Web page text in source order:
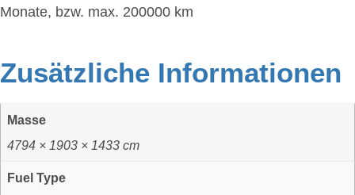
Monate, bzw. max. 200000 km
Zusätzliche Informationen
Masse
4794 × 1903 × 1433 cm
Fuel Type